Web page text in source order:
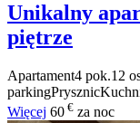
Unikalny
piętrze
Apartament4 pok.12
parkingPrysznic
Więcej 60 € za noc